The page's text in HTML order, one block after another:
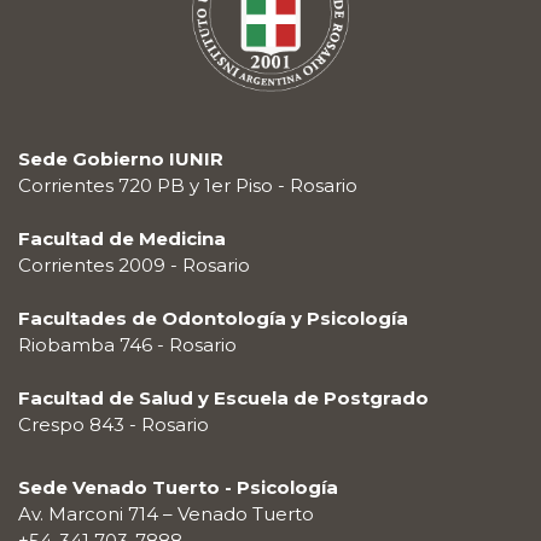
Sede Gobierno IUNIR
Corrientes 720 PB y 1er Piso - Rosario
Facultad de Medicina
Corrientes 2009 - Rosario
Facultades de Odontología y Psicología
Riobamba 746 - Rosario
Facultad de Salud y Escuela de Postgrado
Crespo 843 - Rosario
Sede Venado Tuerto - Psicología
Av. Marconi 714 – Venado Tuerto